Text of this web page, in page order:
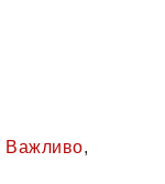
Важливо,